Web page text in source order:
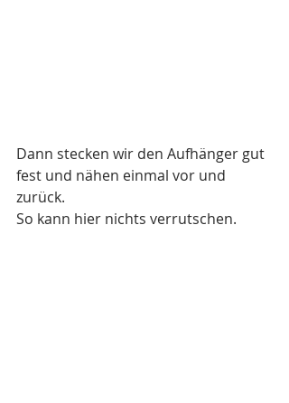
Dann stecken wir den Aufhänger gut
fest und nähen einmal vor und
zurück.
So kann hier nichts verrutschen.